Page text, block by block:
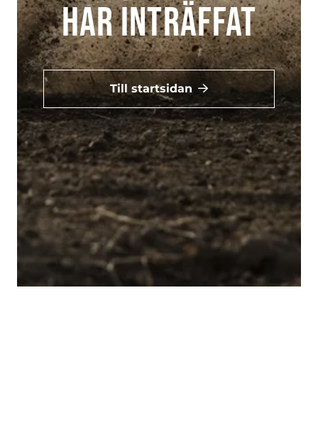
har inträffat
Till startsidan